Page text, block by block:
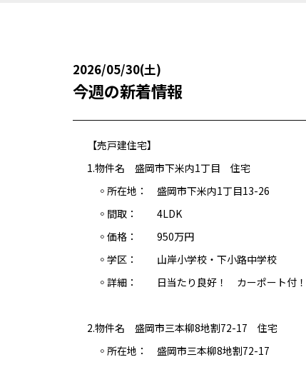
2026/05/30(土)
今週の新着情報
【売戸建住宅】
1.物件名 盛岡市下米内1丁目 住宅
◦所在地： 盛岡市下米内1丁目13-26
◦間取： 4LDK
◦価格： 950万円
◦学区： 山岸小学校・下小路中学校
◦詳細： 日当たり良好！ カーポート付！
2.物件名 盛岡市三本柳8地割72-17 住宅
◦所在地： 盛岡市三本柳8地割72-17